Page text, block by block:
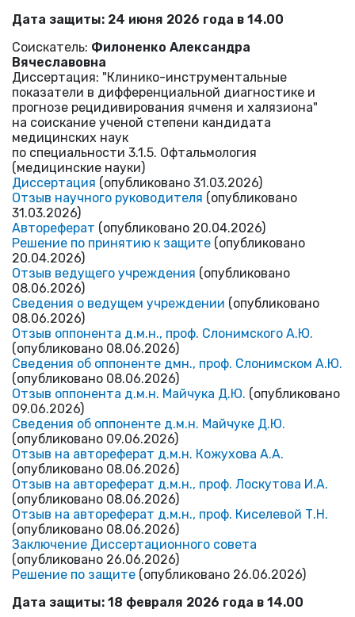
Дата защиты: 24 июня 2026 года в 14.00
Соискатель: Филоненко Александра
Вячеславовна
Диссертация: "Клинико-инструментальные
показатели в дифференциальной диагностике и
прогнозе рецидивирования ячменя и халязиона"
на соискание ученой степени кандидата
медицинских наук
по специальности 3.1.5. Офтальмология
(медицинские науки)
Диссертация (опубликовано 31.03.2026)
Отзыв научного руководителя (опубликовано
31.03.2026)
Автореферат (опубликовано 20.04.2026)
Решение по принятию к защите (опубликовано
20.04.2026)
Отзыв ведущего учреждения (опубликовано
08.06.2026)
Сведения о ведущем учреждении (опубликовано
08.06.2026)
Отзыв оппонента д.м.н., проф. Слонимского А.Ю.
(опубликовано 08.06.2026)
Сведения об оппоненте дмн., проф. Слонимском А.Ю.
(опубликовано 08.06.2026)
Отзыв оппонента д.м.н. Майчука Д.Ю. (опубликовано
09.06.2026)
Сведения об оппоненте д.м.н. Майчуке Д.Ю.
(опубликовано 09.06.2026)
Отзыв на автореферат д.м.н. Кожухова А.А.
(опубликовано 08.06.2026)
Отзыв на автореферат д.м.н., проф. Лоскутова И.А.
(опубликовано 08.06.2026)
Отзыв на автореферат д.м.н., проф. Киселевой Т.Н.
(опубликовано 08.06.2026)
Заключение Диссертационного совета
(опубликовано 26.06.2026)
Решение по защите (опубликовано 26.06.2026)
Дата защиты: 18 февраля 2026 года в 14.00